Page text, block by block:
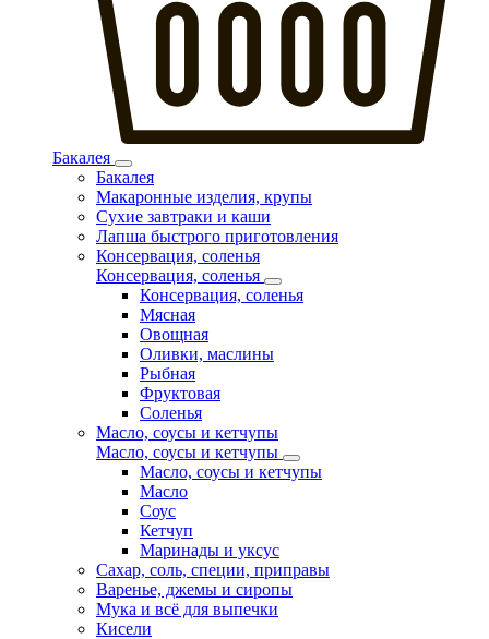
Бакалея
Бакалея
Макаронные изделия, крупы
Сухие завтраки и каши
Лапша быстрого приготовления
Консервация, соленья
Консервация, соленья
Консервация, соленья
Мясная
Овощная
Оливки, маслины
Рыбная
Фруктовая
Соленья
Масло, соусы и кетчупы
Масло, соусы и кетчупы
Масло, соусы и кетчупы
Масло
Соус
Кетчуп
Маринады и уксус
Сахар, соль, специи, приправы
Варенье, джемы и сиропы
Мука и всё для выпечки
Кисели